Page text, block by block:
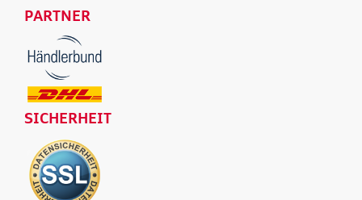
PARTNER
SICHERHEIT